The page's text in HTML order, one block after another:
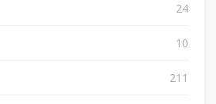
24
10
211